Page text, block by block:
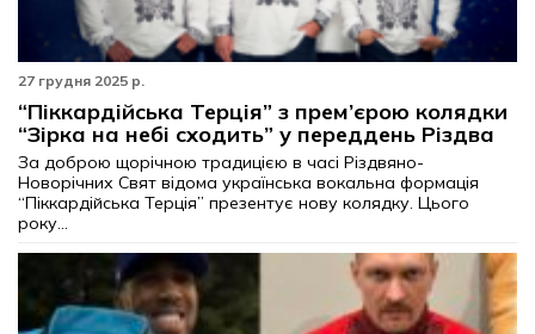
27 грудня 2025 р.
“Піккардійська Терція” з прем’єрою колядки
“Зірка на небі сходить” у переддень Різдва
За доброю щорічною традицією в часі Різдвяно-
Новорічних Свят відома українська вокальна формація
“Піккардійська Терція” презентує нову колядку. Цього
року...